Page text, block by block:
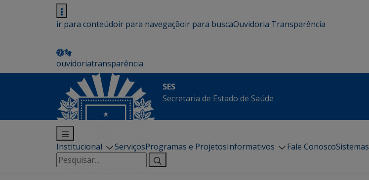
ir para conteúdoir para navegaçãoir para buscaOuvidoria Transparência
ouvidoriatransparência
SES
Secretaria de Estado de Saúde
Institucional ServiçosProgramas e ProjetosInformativos Fale ConoscoSistemas
Pesquisar
por: